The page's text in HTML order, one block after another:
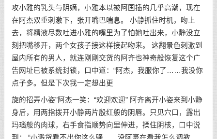
攻小雅的乳头与阴嫡，小雅本以被阿国插的几乎高潮，现在
在阿杰双重刺激下，张开嘴巴喘息。 小静抓住时机，吻上
去，将精液尽数吐进小雅的嘴里为了怕她吐出来，小静没立
刻把嘴移开，两个女孩子接这样接起吻来。 这翻景色刺激到
屋内所有的男人，就连刚刚交货的阿齐也神奇般恢复这个广
告网址已被系统封锁，口中道：“阿杰，我服你了……我没你
点子多。但是下次我一定想出更
旋的招弄小姿”阿杰一笑：“欢迎欢迎” 阿齐离开小姿来到小静
身后，用两指拨开小静两片殷红般的阴唇。只见穴口，露出
玛瑙般的肉球，右手食指顺势向里伸进，揉住阴核，口中说